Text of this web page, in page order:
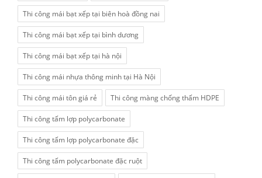
Thi công mái bạt xếp tại biên hoà đồng nai
Thi công mái bạt xếp tại bình dương
Thi công mái bạt xếp tại hà nội
Thi công mái nhựa thông minh tại Hà Nội
Thi công mái tôn giá rẻ Thi công màng chống thấm HDPE
Thi công tấm lợp polycarbonate
Thi công tấm lợp polycarbonate đặc
Thi công tấm polycarbonate đặc ruột